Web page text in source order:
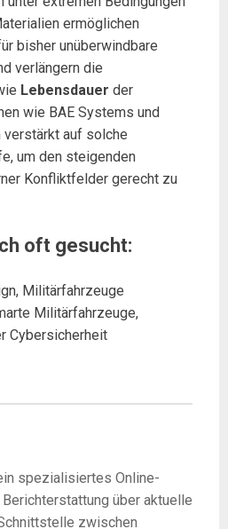
ermöglichen
bisher unüberwindbare
verlängern die
Lebensdauer der
wie BAE Systems und
auf solche
um den steigenden
Konfliktfelder gerecht zu
oft gesucht:
Militärfahrzeuge
Militärfahrzeuge,
Cybersicherheit
spezialisiertes Online-
über aktuelle
zwischen